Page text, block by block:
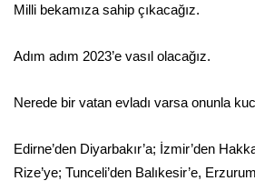
Milli bekamıza sahip çıkacağız.
Adım adım 2023’e vasıl olacağız.
Nerede bir vatan evladı varsa onunla
Edirne’den Diyarbakır’a; İzmir’den
Rize’ye; Tunceli’den Balıkesir’e,